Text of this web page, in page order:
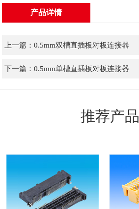
产品详情
上一篇： 0.5mm双槽直插板对板连接器
下一篇： 0.5mm单槽直插板对板连接器
推荐产品